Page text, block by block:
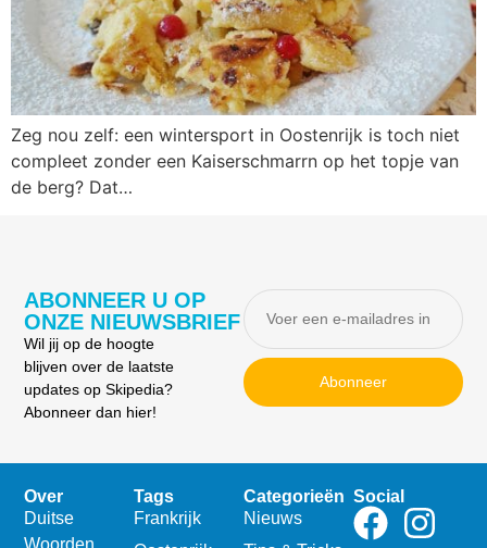
Zeg nou zelf: een wintersport in Oostenrijk is toch niet
compleet zonder een Kaiserschmarrn op het topje van
de berg? Dat…
ABONNEER U OP
ONZE NIEUWSBRIEF
Wil jij op de hoogte
blijven over de laatste
updates op Skipedia?
Abonneer dan hier!
Abonneer
Over
Duitse
Woorden
Tags
Frankrijk
Categorieën
Nieuws
Social